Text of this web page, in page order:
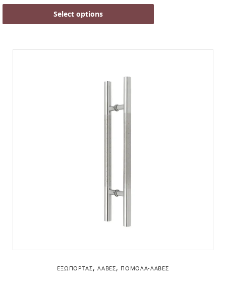
Select options
ΕΞΏΠΟΡΤΑΣ,ΛΑΒΈΣ, ΠΌΜΟΛΑ-ΛΑΒΈΣ